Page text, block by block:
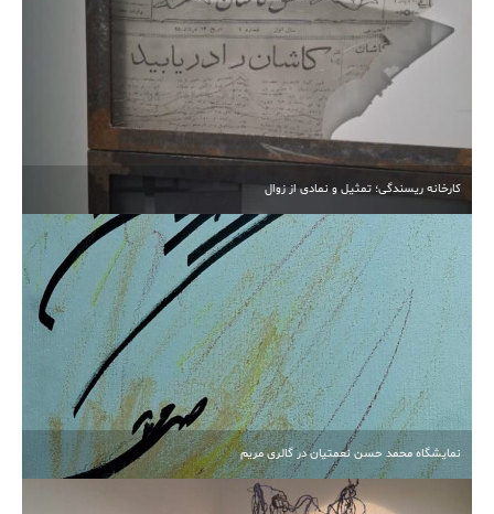
کارخانه ریسندگی؛ تمثیل و نمادی از زوال
نمایشگاه محمد حسن نعمتیان در گالری مریم